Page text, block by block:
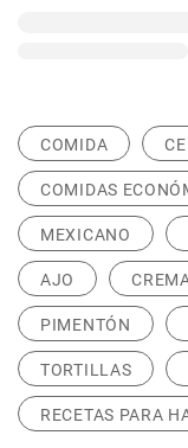
COMIDA
COMIDAS
MEXICANO
AJO
PIMENTÓN
TORTILLAS
RECETAS PARA